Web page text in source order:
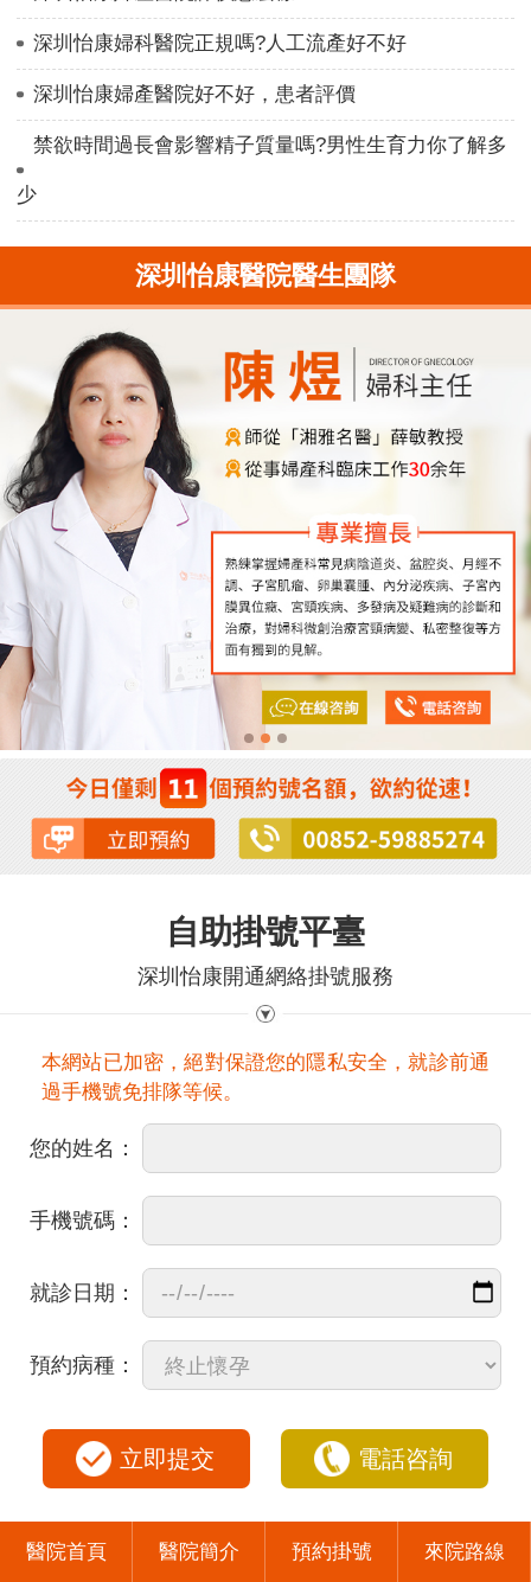
深圳怡康婦科醫院正規嗎?人工流產好不好
深圳怡康婦產醫院好不好，患者評價
禁欲時間過長會影響精子質量嗎?男性生育力你了解多
少
深圳怡康醫院醫生團隊
自助掛號平臺
深圳怡康開通網絡掛號服務
本網站已加密，絕對保證您的隱私安全，就診前通
過手機號免排隊等候。
您的姓名：
手機號碼：
就診日期：
預約病種：
立即提交 電話咨詢
醫院首頁 醫院簡介 預約掛號 來院路線